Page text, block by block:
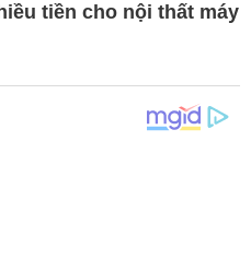
tiền cho nội thất máy